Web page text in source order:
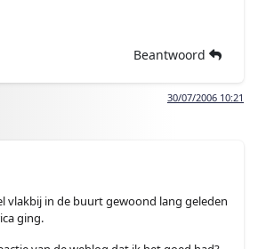
Beantwoord
30/07/2006 10:21
vlakbij in de buurt gewoond lang geleden
ging.